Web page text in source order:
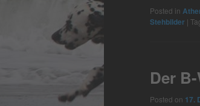
Posted in
Stehbilder |
Der
Posted on 17.